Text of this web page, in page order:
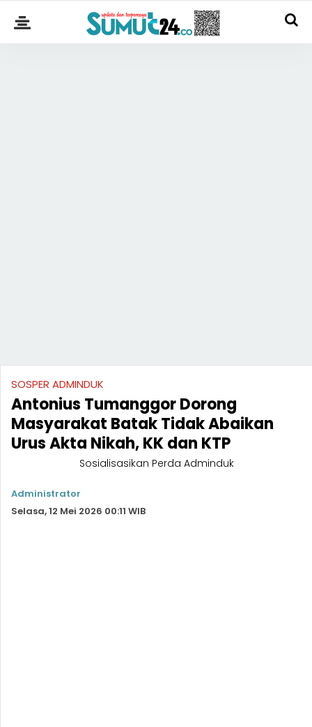
SOSPER ADMINDUK
Antonius Tumanggor Dorong
Masyarakat Batak Tidak Abaikan
Urus Akta Nikah, KK dan KTP
Sosialisasikan Perda Adminduk
Administrator
Selasa, 12 Mei 2026 00:11 WIB